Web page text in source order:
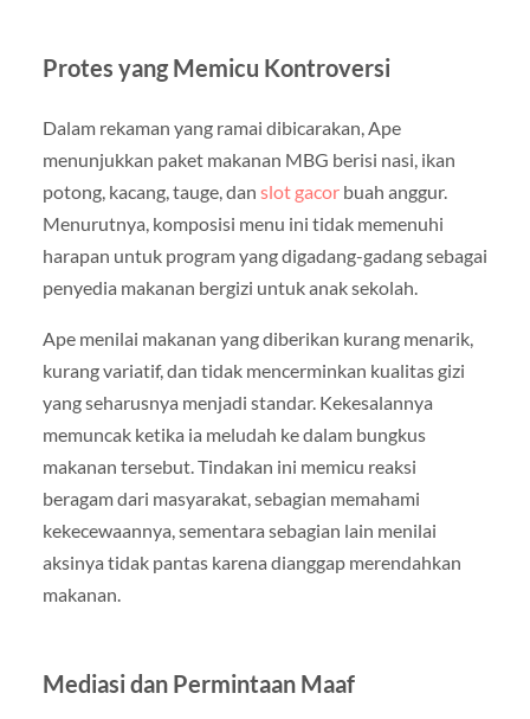
Protes yang Memicu Kontroversi
Dalam rekaman yang ramai dibicarakan, Ape
menunjukkan paket makanan MBG berisi nasi, ikan
potong, kacang, tauge, dan slot gacorbuah anggur.
Menurutnya, komposisi menu ini tidak memenuhi
harapan untuk program yang digadang-gadang sebagai
penyedia makanan bergizi untuk anak sekolah.
Ape menilai makanan yang diberikan kurang menarik,
kurang variatif, dan tidak mencerminkan kualitas gizi
yang seharusnya menjadi standar. Kekesalannya
memuncak ketika ia meludah ke dalam bungkus
makanan tersebut. Tindakan ini memicu reaksi
beragam dari masyarakat, sebagian memahami
kekecewaannya, sementara sebagian lain menilai
aksinya tidak pantas karena dianggap merendahkan
makanan.
Mediasi dan Permintaan Maaf